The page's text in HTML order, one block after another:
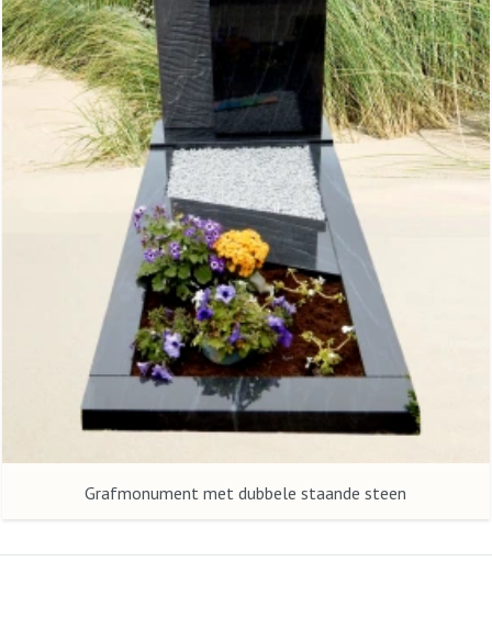
Grafmonument met dubbele staande steen